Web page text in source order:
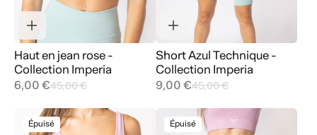
Haut en jean rose -
Collection Imperia
6,00 €45,00 €
Short Azul Technique -
Collection Imperia
9,00 €45,00 €
Épuisé Épuisé